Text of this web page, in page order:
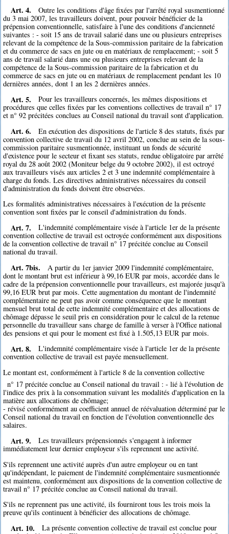
Art. 4.
Outre les conditions d'âge fixées par l'arrêté royal susmentionné
du 3 mai 2007, les travailleurs doivent, pour pouvoir bénéficier de la
prépension conventionnelle, satisfaire à l'une des conditions d'ancienneté
suivantes : - soit 15 ans de travail salarié dans une ou plusieurs entreprises
relevant de la compétence de la Sous-commission paritaire de la fabrication
et du commerce de sacs en jute ou en matériaux de remplacement; - soit 5
ans de travail salarié dans une ou plusieurs entreprises relevant de la
compétence de la Sous-commission paritaire de la fabrication et du
commerce de sacs en jute ou en matériaux de remplacement pendant les 10
dernières années, dont 1 an les 2 dernières années.
Art. 5.
Pour les travailleurs concernés, les mêmes dispositions et
procédures que celles fixées par les conventions collectives de travail n° 17
et n° 92 précitées conclues au Conseil national du travail sont d'application.
Art. 6.
En exécution des dispositions de l'article 8 des statuts, fixés par
convention collective de travail du 12 avril 2002, conclue au sein de la sous-
commission paritaire susmentionnée, instituant un fonds de sécurité
d'existence pour le secteur et fixant ses statuts, rendue obligatoire par arrêté
royal du 28 août 2002 (Moniteur belge du 9 octobre 2002), il est octroyé
aux travailleurs visés aux articles 2 et 3 une indemnité complémentaire à
charge du fonds. Les directives administratives nécessaires du conseil
d'administration du fonds doivent être observées.
Les formalités administratives nécessaires à l'exécution de la présente
convention sont fixées par le conseil d'administration du fonds.
Art. 7.
L'indemnité complémentaire visée à l'article 1er de la présente
convention collective de travail est octroyée conformément aux dispositions
de la convention collective de travail n° 17 précitée conclue au Conseil
national du travail.
Art. 7bis.
A partir du 1er janvier 2009 l'indemnité complémentaire,
dont le montant brut est inférieur à 99,16 EUR par mois, accordée dans le
cadre de la prépension conventionnelle pour travailleurs, est majorée jusqu'à
99,16 EUR brut par mois. Cette augmentation du montant de l'indemnité
complémentaire ne peut pas avoir comme conséquence que le montant
mensuel brut total de cette indemnité complémentaire et des allocations de
chômage dépasse le seuil pris en considération pour le calcul de la retenue
personnelle du travailleur sans charge de famille à verser à l'Office national
des pensions et qui pour le moment est fixé à 1.505,13 EUR par mois.
Art. 8.
L'indemnité complémentaire visée à l'article 1er de la présente
convention collective de travail est payée mensuellement.
Le montant est, conformément à l'article 8 de la convention collective
n° 17 précitée conclue au Conseil national du travail : - lié à l'évolution de
l'indice des prix à la consommation suivant les modalités d'application en la
matière aux allocations de chômage;
- révisé conformément au coefficient annuel de réévaluation déterminé par le
Conseil national du travail en fonction de l'évolution conventionnelle des
salaires.
Art. 9.
Les travailleurs prépensionnés s'engagent à informer
immédiatement leur dernier employeur s'ils reprennent une activité.
S'ils reprennent une activité auprès d'un autre employeur ou en tant
qu'indépendant, le paiement de l'indemnité complémentaire susmentionnée
est maintenu, conformément aux dispositions de la convention collective de
travail n° 17 précitée conclue au Conseil national du travail.
S'ils ne reprennent pas une activité, ils fourniront tous les trois mois la
preuve qu'ils continuent à bénéficier des allocations de chômage.
Art. 10.
La présente convention collective de travail est conclue pour